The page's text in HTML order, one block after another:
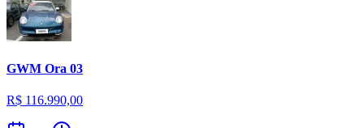
GWM Ora 03
R$ 116.990,00